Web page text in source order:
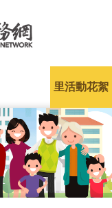
里活動花絮